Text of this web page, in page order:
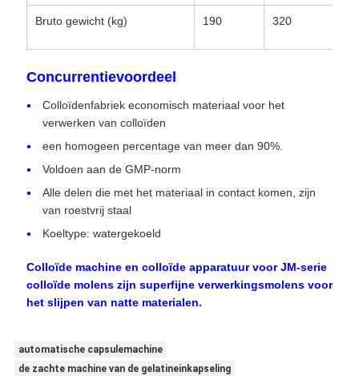
Bruto gewicht (kg) 190 320
Concurrentievoordeel
Colloïdenfabriek economisch materiaal voor het
verwerken van colloïden
een homogeen percentage van meer dan 90%.
Voldoen aan de GMP-norm
Alle delen die met het materiaal in contact komen, zijn
van roestvrij staal
Koeltype: watergekoeld
Colloïde machine en colloïde apparatuur voor JM-serie
colloïde molens zijn superfijne verwerkingsmolens voor
het slijpen van natte materialen.
automatische capsulemachine
de zachte machine van de gelatineinkapseling